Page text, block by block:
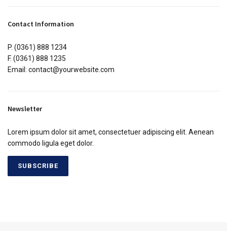
Contact Information
P. (0361) 888 1234
F. (0361) 888 1235
Email: contact@yourwebsite.com
Newsletter
Lorem ipsum dolor sit amet, consectetuer adipiscing elit. Aenean
commodo ligula eget dolor.
SUBSCRIBE